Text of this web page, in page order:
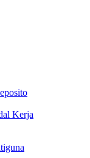
Kerja